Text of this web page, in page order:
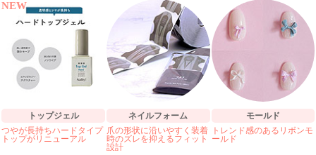
NEW
トップジェル
つやが長持ちハードタイプ
トップがリニューアル
ネイルフォーム
爪の形状に沿いやすく装着
時のズレを抑えるフィット
設計
モールド
トレンド感のあるリボンモ
ールド